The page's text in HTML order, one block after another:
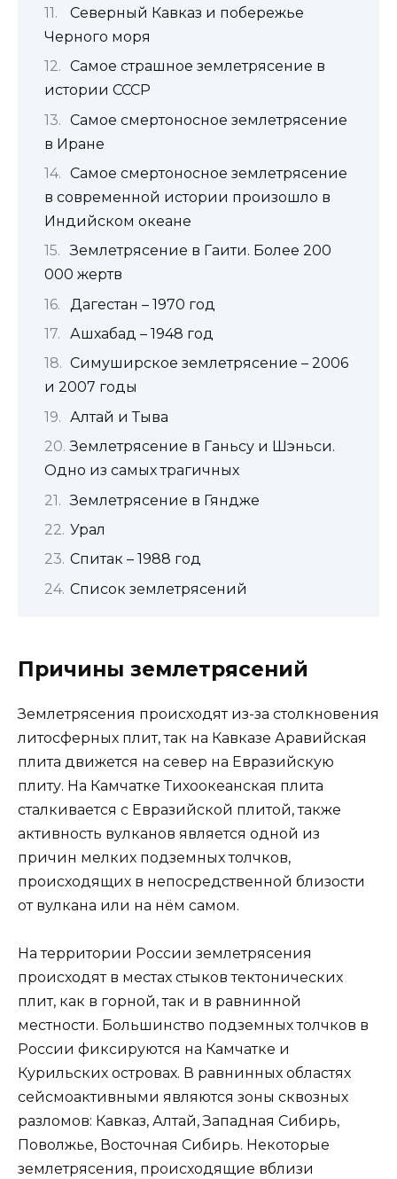
Северный Кавказ и побережье
Черного моря
Самое страшное землетрясение в
истории СССР
Самое смертоносное землетрясение
в Иране
Самое смертоносное землетрясение
в современной истории произошло в
Индийском океане
Землетрясение в Гаити. Более 200
000 жертв
Дагестан – 1970 год
Ашхабад – 1948 год
Симуширское землетрясение – 2006
и 2007 годы
Алтай и Тыва
Землетрясение в Ганьсу и Шэньси.
Одно из самых трагичных
Землетрясение в Гяндже
Урал
Спитак – 1988 год
Список землетрясений
Причины землетрясений
Землетрясения происходят из-за столкновения
литосферных плит, так на Кавказе Аравийская
плита движется на север на Евразийскую
плиту. На Камчатке Тихоокеанская плита
сталкивается с Евразийской плитой, также
активность вулканов является одной из
причин мелких подземных толчков,
происходящих в непосредственной близости
от вулкана или на нём самом.
На территории России землетрясения
происходят в местах стыков тектонических
плит, как в горной, так и в равнинной
местности. Большинство подземных толчков в
России фиксируются на Камчатке и
Курильских островах. В равнинных областях
сейсмоактивными являются зоны сквозных
разломов: Кавказ, Алтай, Западная Сибирь,
Поволжье, Восточная Сибирь. Некоторые
землетрясения, происходящие вблизи